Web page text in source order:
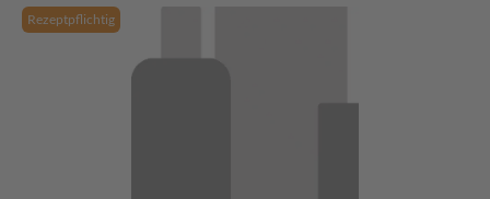
Rezeptpflichtig